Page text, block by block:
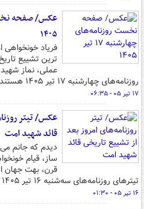
۱۴۰۵
فریاد خونخواهی
ترین تشییع
عملی، نماز
روزنامه‌های چهارشنبه ۱۷ تیر ۱۴۰۵ هستند.
۱۷ تیر ۰۵ - ۰۶:۳۵
عکس/ تیتر
قائد شهید امت
ساز، قیام
قرن، بهت جهان
تیترهای روزنامه‌های سه‌شنبه ۱۶ تیر ۱۴۰۵ هستند.
۱۶ تیر ۰۵ - ۰۱:۳۰